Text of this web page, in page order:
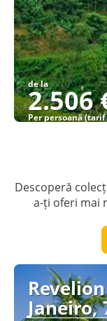
de la
2.506
Per persoană
Descoperă
a-ți oferi mai
Janeiro,